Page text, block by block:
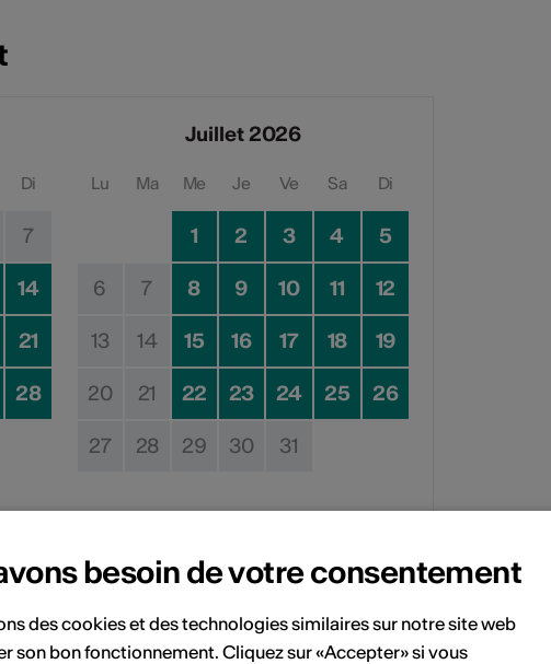
Di
7
14
21
28
Juillet 2026
Lu Ma Me Je Ve Sa Di
1 2 3 4 5
6 7 8 9 10 11 12
13 14 15 16 17 18 19
20 21 22 23 24 25 26
27 28 29 30 31
à votre calendrier.
besoin de votre consentement
des cookies et des technologies similaires sur notre site web
son bon fonctionnement. Cliquez sur «Accepter» si vous